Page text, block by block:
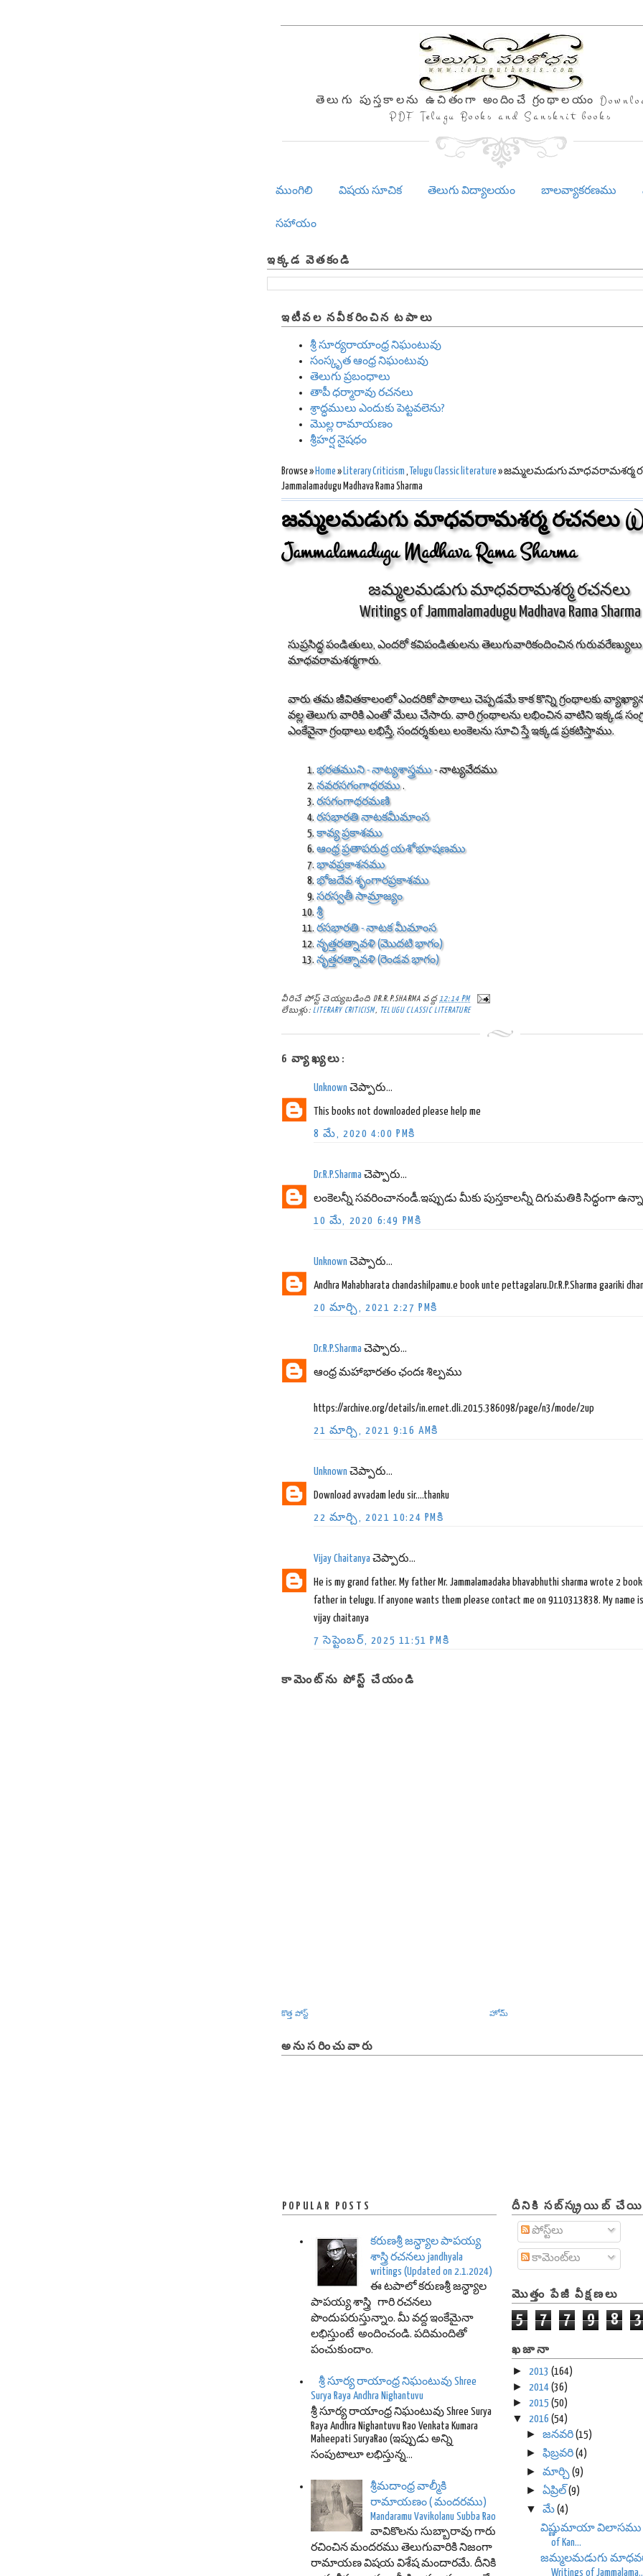
తెలుగు పుస్తకాలను ఉచితంగా అందించే గ్రంథాలయం
PDF Telugu Books and Sanskrit books
ముంగిలి విషయ సూచిక తెలుగు విద్యాలయం బాలవ్యాకరణము
సహాయం
ఇక్కడ వెతకండి
ఇటీవల నవీకరించిన టపాలు
శ్రీ సూర్యరాయాంధ్ర నిఘంటువు
సంస్కృత ఆంధ్ర నిఘంటువు
తెలుగు ప్రబంధాలు
తాపీ ధర్మారావు రచనలు
శ్రాద్ధములు ఎందుకు పెట్టవలెను?
మొల్ల రామాయణం
శ్రీహర్ష నైషధం
Browse » Home » Literary Criticism , Telugu Classic literature » జమ్మలమడుగు మాధవరామశర్మ
Jammalamadugu Madhava Rama Sharma
జమ్మలమడుగు మాధవరామశర్మ రచనలు
Jammalamadugu Madhava Rama Sharma
జమ్మలమడుగు మాధవరామశర్మ రచనలు
Writings of Jammalamadugu Madhava Rama Sharma
సుప్రసిద్ధ పండితులు, ఎందరో కవిపండితులను తెలుగువారికందించిన
మాధవరామశర్మగారు.
వారు తమ జీవితకాలంలో ఎందరికో పాఠాలు చెప్పడమే కాక కొన్ని గ్రంథాలకు
వల్ల తెలుగు వారికి ఎంతో మేలు చేసారు. వారి గ్రంథాలను లభించిన వాటిని ఇక్కడ
ఎంకేవైనా గ్రంథాలు లభిస్తే, సందర్శకులు లంకెలను సూచి స్తే ఇక్కడ ప్రకటిస్తాము.
భరతముని - నాట్యశాస్త్రము- నాట్యవేదము
నవరసగంగాధరము.
రసగంగాధరమణి
రసభారతి నాటకమీమాంస
కావ్య ప్రకాశము
ఆంధ్ర ప్రతాపరుద్ర యశోభూషణము
భావప్రకాశనము
భోజదేవ శృంగారప్రకాశము
సరస్వతీ సామ్రాజ్యం
శ్రీ
రసభారతి - నాటక మీమాంస
నృత్తరత్నావళి (మొదటి భాగం)
నృత్తరత్నావళి (రెండవ భాగం)
వీరిచే పోస్ట్ చెయ్యబడింది DR.R.P.SHARMA వద్ద 12:14 PM
లేబుళ్లు: LITERARY CRITICISM, TELUGU CLASSIC LITERATURE
6 వ్యాఖ్యలు:
Unknown చెప్పారు...
This books not downloaded please help me
8 మే, 2020 4:00 PMకి
Dr.R.P.Sharma చెప్పారు...
లంకెలన్నీ సవరించానండీ.ఇప్పుడు మీకు పుస్తకాలన్నీ దిగుమతికి సిద్ధంగా
10 మే, 2020 6:49 PMకి
Unknown చెప్పారు...
Andhra Mahabharata chandashilpamu.e book unte pettagalaru.Dr.R.P.Sharma gaariki
20 మార్చి, 2021 2:27 PMకి
Dr.R.P.Sharma చెప్పారు...
ఆంధ్ర మహాభారతం ఛందః శిల్పము
https://archive.org/details/in.ernet.dli.2015.386098/page/n3/mode/2up
21 మార్చి, 2021 9:16 AMకి
Unknown చెప్పారు...
Download avvadam ledu sir....thanku
22 మార్చి, 2021 10:24 PMకి
Vijay Chaitanya చెప్పారు...
He is my grand father. My father Mr. Jammalamadaka bhavabhuthi sharma wrote 2
father in telugu. If anyone wants them please contact me on 9110313838. My name is
vijay chaitanya
7 సెప్టెంబర్, 2025 11:51 PMకి
కామెంట్‌ను పోస్ట్ చేయండి
కొత్త పోస్ట్ హోమ్
అనుసరించువారు
POPULAR POSTS
కరుణశ్రీ జన్ధ్యాల పాపయ్య
శాస్త్రి రచనలు jandhyala
writings (Updated on 2.1.2024)
ఈ టపాలో కరుణశ్రీ జన్ధ్యాల
పాపయ్య శాస్త్రి గారి రచనలు
పొందుపరుస్తున్నాం. మీ వద్ద ఇంకేమైనా
లభిస్తుంటే అందించండి. పదిమందితో
పంచుకుందాం.
శ్రీ సూర్య రాయాంధ్ర నిఘంటువు Shree
Surya Raya Andhra Nighantuvu
శ్రీ సూర్య రాయాంధ్ర నిఘంటువు Shree Surya
Raya Andhra Nighantuvu Rao Venkata Kumara
Maheepati SuryaRao (ఇప్పుడు అన్ని
సంపుటాలూ లభిస్తున్న...
శ్రీమదాంధ్ర వాల్మీకి
రామాయణం ( మందరము)
Mandaramu Vavikolanu Subba Rao
వావికొలను సుబ్బారావు గారు
రచించిన మందరము తెలుగువారికి నిజంగా
రామాయణ విషయ విశేష మందారమే. దీనికి
దీనికి సబ్‌స్క్రయిబ్ చేయి
పోస్ట్‌లు
కామెంట్‌లు
మొత్తం పేజీ వీక్షణలు
5 7 7 9 8 3
ఖజానా
► 2013 (164)
► 2014 (36)
► 2015 (50)
▼ 2016 (54)
►జనవరి (15)
►ఫిబ్రవరి (4)
►మార్చి (9)
►ఏప్రిల్ (9)
▼ మే (4)
విష్ణుమాయా విలాసము
of Kan...
జమ్మలమడుగు
Writings of